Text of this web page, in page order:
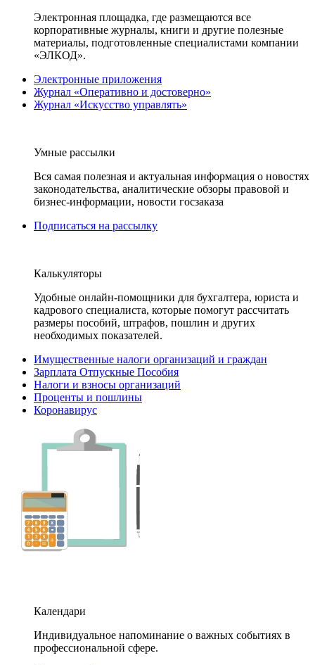
Электронная площадка, где размещаются все
корпоративные журналы, книги и другие полезные
материалы, подготовленные специалистами компании
«ЭЛКОД».
Электронные приложения
Журнал «Оперативно и достоверно»
Журнал «Искусство управлять»
Умные рассылки
Вся самая полезная и актуальная информация о новостях
законодательства, аналитические обзоры правовой и
бизнес-информации, новости госзаказа
Подписаться на рассылку
Калькуляторы
Удобные онлайн-помощники для бухгалтера, юриста и
кадрового специалиста, которые помогут рассчитать
размеры пособий, штрафов, пошлин и других
необходимых показателей.
Имущественные налоги организаций и граждан
Зарплата Отпускные Пособия
Налоги и взносы организаций
Проценты и пошлины
Коронавирус
Календари
Индивидуальное напоминание о важных событиях в
профессиональной сфере.